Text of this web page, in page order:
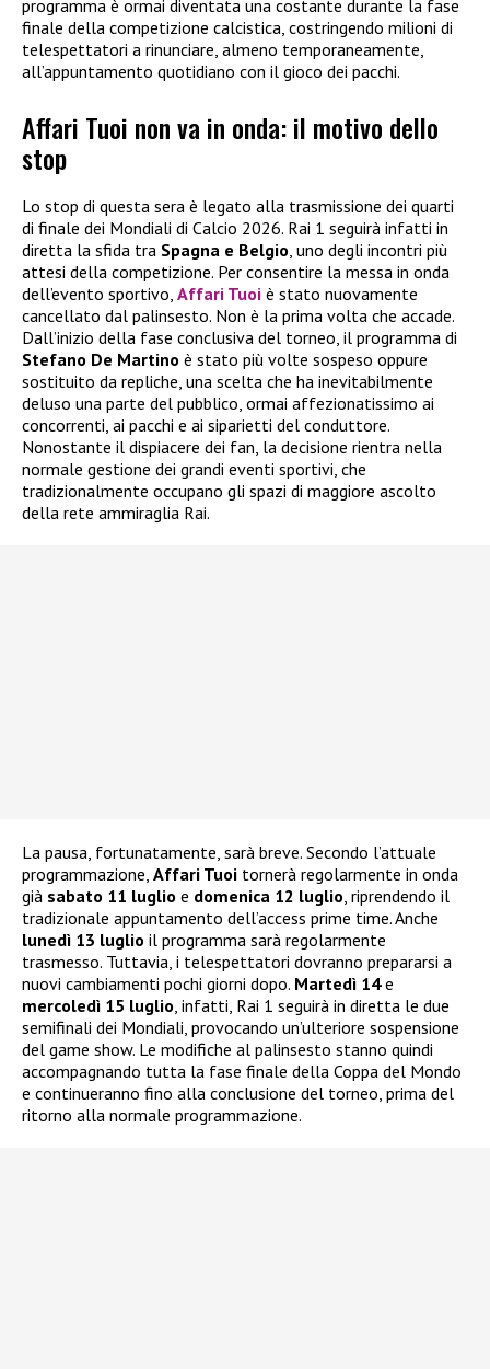
programma è ormai diventata una costante durante la fase
finale della competizione calcistica, costringendo milioni di
telespettatori a rinunciare, almeno temporaneamente,
all’appuntamento quotidiano con il gioco dei pacchi.
Affari Tuoi non va in onda: il motivo dello
stop
Lo stop di questa sera è legato alla trasmissione dei quarti
di finale dei Mondiali di Calcio 2026. Rai 1 seguirà infatti in
diretta la sfida tra Spagna e Belgio , uno degli incontri più
attesi della competizione. Per consentire la messa in onda
dell’evento sportivo, Affari Tuoi è stato nuovamente
cancellato dal palinsesto. Non è la prima volta che accade.
Dall’inizio della fase conclusiva del torneo, il programma di
Stefano De Martino è stato più volte sospeso oppure
sostituito da repliche, una scelta che ha inevitabilmente
deluso una parte del pubblico, ormai affezionatissimo ai
concorrenti, ai pacchi e ai siparietti del conduttore.
Nonostante il dispiacere dei fan, la decisione rientra nella
normale gestione dei grandi eventi sportivi, che
tradizionalmente occupano gli spazi di maggiore ascolto
della rete ammiraglia Rai.
La pausa, fortunatamente, sarà breve. Secondo l’attuale
programmazione, Affari Tuoi tornerà regolarmente in onda
già sabato 11 luglio e domenica 12 luglio , riprendendo il
tradizionale appuntamento dell’access prime time. Anche
lunedì 13 luglio il programma sarà regolarmente
trasmesso. Tuttavia, i telespettatori dovranno prepararsi a
nuovi cambiamenti pochi giorni dopo. Martedì 14e
mercoledì 15 luglio , infatti, Rai 1 seguirà in diretta le due
semifinali dei Mondiali, provocando un’ulteriore sospensione
del game show. Le modifiche al palinsesto stanno quindi
accompagnando tutta la fase finale della Coppa del Mondo
e continueranno fino alla conclusione del torneo, prima del
ritorno alla normale programmazione.